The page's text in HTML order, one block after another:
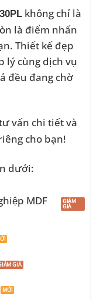
không chỉ là
là điểm nhấn
Thiết kế đẹp
lý cùng dịch vụ
đều đang chờ
vấn chi tiết và
cho bạn!
dưới:
MDF